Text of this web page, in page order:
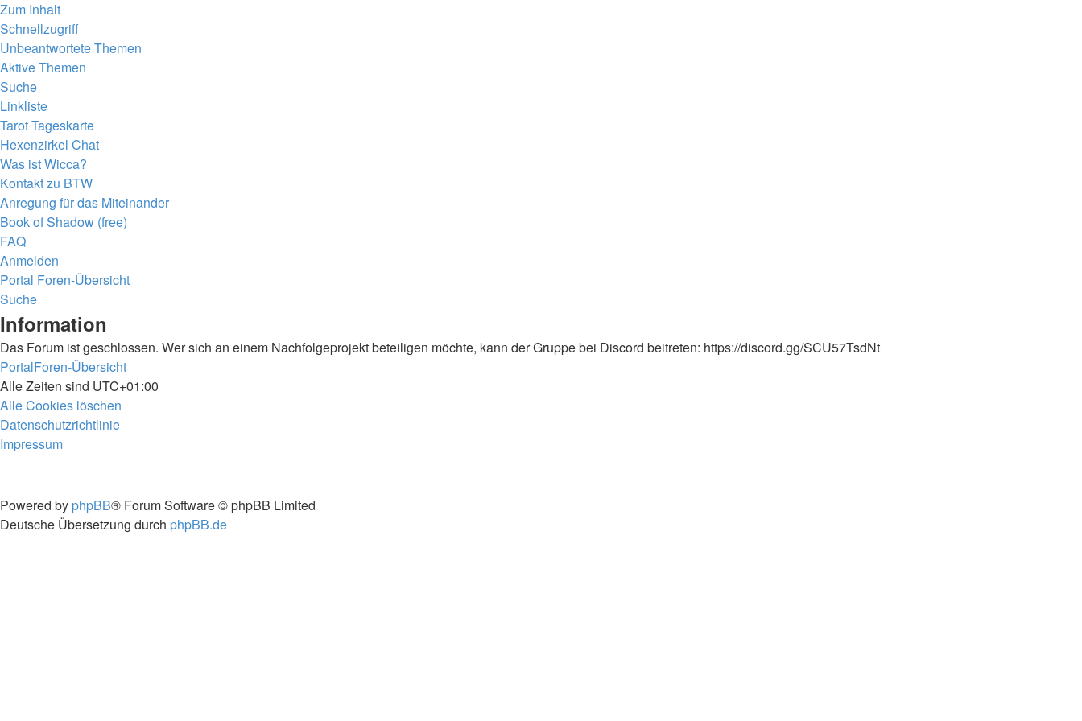
Zum Inhalt
Schnellzugriff
Unbeantwortete Themen
Aktive Themen
Suche
Linkliste
Tarot Tageskarte
Hexenzirkel Chat
Was ist Wicca?
Kontakt zu BTW
Anregung für das Miteinander
Book of Shadow (free)
FAQ
Anmelden
Portal Foren-Übersicht
Suche
Information
Das Forum ist geschlossen. Wer sich an einem Nachfolgeprojekt beteiligen möchte, kann der Gruppe bei Discord beitreten: https://discord.gg/SCU57TsdNt
PortalForen-Übersicht
Alle Zeiten sind UTC+01:00
Alle Cookies löschen
Datenschutzrichtlinie
Impressum
Powered by phpBB® Forum Software © phpBB Limited
Deutsche Übersetzung durch phpBB.de